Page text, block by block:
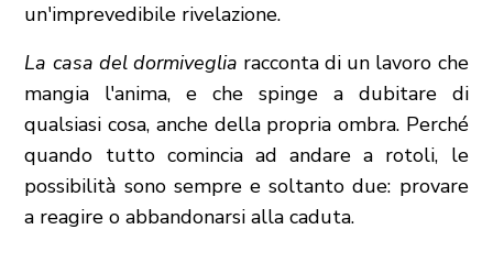
un'imprevedibile rivelazione.
La casa del dormiveglia racconta di un lavoro che
mangia l'anima, e che spinge a dubitare di
qualsiasi cosa, anche della propria ombra. Perché
quando tutto comincia ad andare a rotoli, le
possibilità sono sempre e soltanto due: provare
a reagire o abbandonarsi alla caduta.